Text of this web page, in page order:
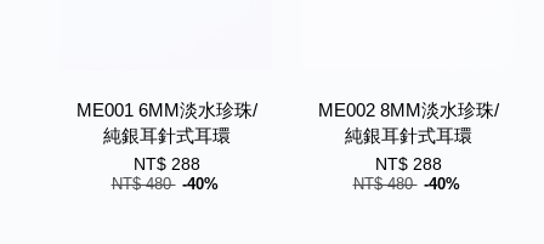
ME001 6MM淡水珍珠/
純銀耳針式耳環
NT$ 288
NT$ 480 -40%
ME002 8MM淡水珍珠/
純銀耳針式耳環
NT$ 288
NT$ 480 -40%